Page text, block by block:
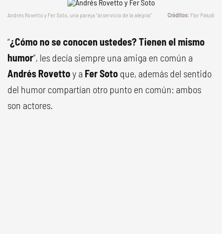
Andrés Rovetto y Fer Soto, una pareja “al servicio de la alegría”. Flor Paludi
“¿Cómo no se conocen ustedes? Tienen el mismo
humor”, les decía siempre una amiga en común a
Andrés Rovettoy a Fer Soto que, además del sentido
del humor compartían otro punto en común: ambos
son actores.